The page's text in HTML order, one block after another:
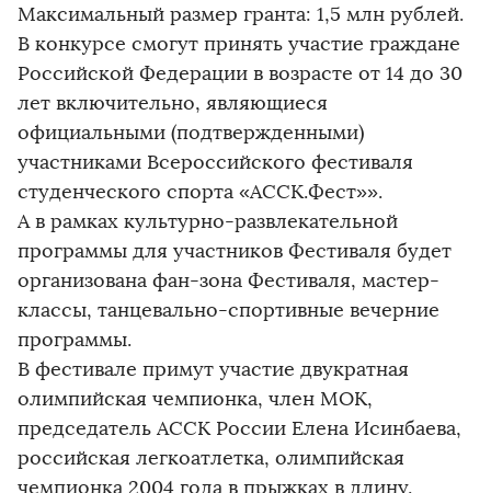
Максимальный размер гранта: 1,5 млн рублей.
В конкурсе смогут принять участие граждане
Российской Федерации в возрасте от 14 до 30
лет включительно, являющиеся
официальными (подтвержденными)
участниками Всероссийского фестиваля
студенческого спорта «АССК.Фест»».
А в рамках культурно-развлекательной
программы для участников Фестиваля будет
организована фан-зона Фестиваля, мастер-
классы, танцевально-спортивные вечерние
программы.
В фестивале примут участие двукратная
олимпийская чемпионка, член МОК,
председатель АССК России Елена Исинбаева,
российская легкоатлетка, олимпийская
чемпионка 2004 года в прыжках в длину,